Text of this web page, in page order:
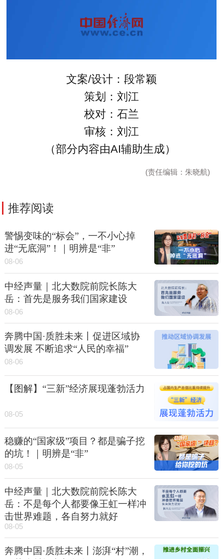
文案/设计：段常颖
策划：刘江
校对：石兰
审核：刘江
（部分内容由AI辅助生成）
(责任编辑：朱晓航)
推荐阅读
警惕变味的“标会”，一不小心掉
进“无底洞”！｜明辨是“非”
08-06
中经声量｜北大数院前院长陈大
岳：首先是服务我们国家建设
08-06
奔腾中国·质胜未来丨促进区域协
调发展 不断追求“人民的幸福”
08-06
【图解】“三新”经济展现蓬勃活力
08-05
稳赚的“国家级”项目？都是骗子挖
的坑！｜明辨是“非”
08-05
中经声量｜北大数院前院长陈大
岳：不是每个人都要像王虹一样冲
击世界难题，各自努力就好
08-05
奔腾中国·质胜未来丨澎湃“村”潮，